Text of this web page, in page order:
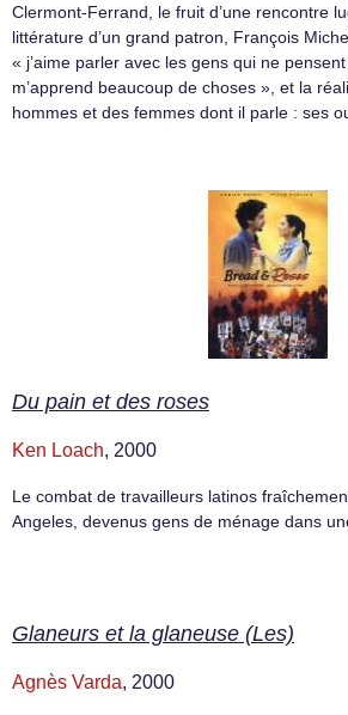
Clermont-Ferrand, le fruit d’une rencontre
littérature d’un grand patron, François
« j’aime parler avec les gens qui ne
m’apprend beaucoup de choses », et la
hommes et des femmes dont il parle : ses
Du pain et des roses
Ken Loach, 2000
Le combat de travailleurs latinos
Angeles, devenus gens de ménage dans
Glaneurs et la glaneuse (Les)
Agnès Varda, 2000